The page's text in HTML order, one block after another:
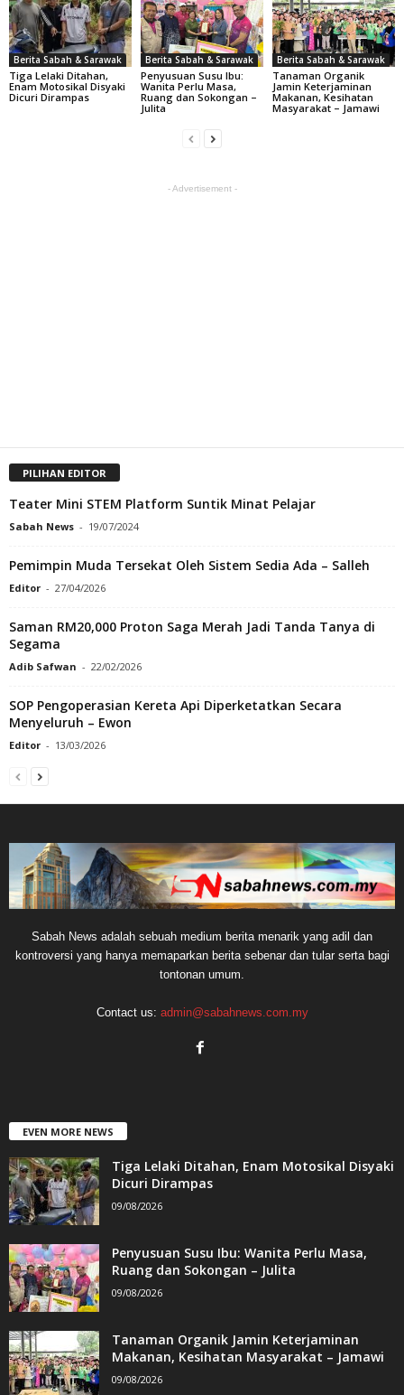
Berita Sabah & Sarawak
Tiga Lelaki Ditahan,
Enam Motosikal Disyaki
Dicuri Dirampas
Berita Sabah & Sarawak
Penyusuan Susu Ibu:
Wanita Perlu Masa,
Ruang dan Sokongan –
Julita
Berita Sabah & Sarawak
Tanaman Organik
Jamin Keterjaminan
Makanan, Kesihatan
Masyarakat – Jamawi
- Advertisement -
PILIHAN EDITOR
Teater Mini STEM Platform Suntik Minat Pelajar
Sabah News - 19/07/2024
Pemimpin Muda Tersekat Oleh Sistem Sedia Ada – Salleh
Editor - 27/04/2026
Saman RM20,000 Proton Saga Merah Jadi Tanda Tanya di
Segama
Adib Safwan - 22/02/2026
SOP Pengoperasian Kereta Api Diperketatkan Secara
Menyeluruh – Ewon
Editor - 13/03/2026
Sabah News adalah sebuah medium berita menarik yang adil dan
kontroversi yang hanya memaparkan berita sebenar dan tular serta bagi
tontonan umum.
Contact us: admin@sabahnews.com.my
EVEN MORE NEWS
Tiga Lelaki Ditahan, Enam Motosikal Disyaki
Dicuri Dirampas
09/08/2026
Penyusuan Susu Ibu: Wanita Perlu Masa,
Ruang dan Sokongan – Julita
09/08/2026
Tanaman Organik Jamin Keterjaminan
Makanan, Kesihatan Masyarakat – Jamawi
09/08/2026